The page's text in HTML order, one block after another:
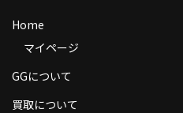
Home
マイページ
GGについて
買取について